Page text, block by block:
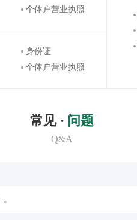
个体户营业执照
身份证
个体户营业执照
常见 · 问题
Q&A